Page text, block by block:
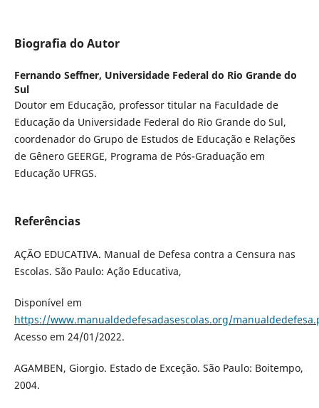
Biografia do Autor
Fernando Seffner, Universidade Federal do Rio Grande do
Sul
Doutor em Educação, professor titular na Faculdade de
Educação da Universidade Federal do Rio Grande do Sul,
coordenador do Grupo de Estudos de Educação e Relações
de Gênero GEERGE, Programa de Pós-Graduação em
Educação UFRGS.
Referências
AÇÃO EDUCATIVA. Manual de Defesa contra a Censura nas
Escolas. São Paulo: Ação Educativa,
Disponível em
https://www.manualdedefesadasescolas.org/
Acesso em 24/01/2022.
AGAMBEN, Giorgio. Estado de Exceção. São Paulo: Boitempo,
2004.